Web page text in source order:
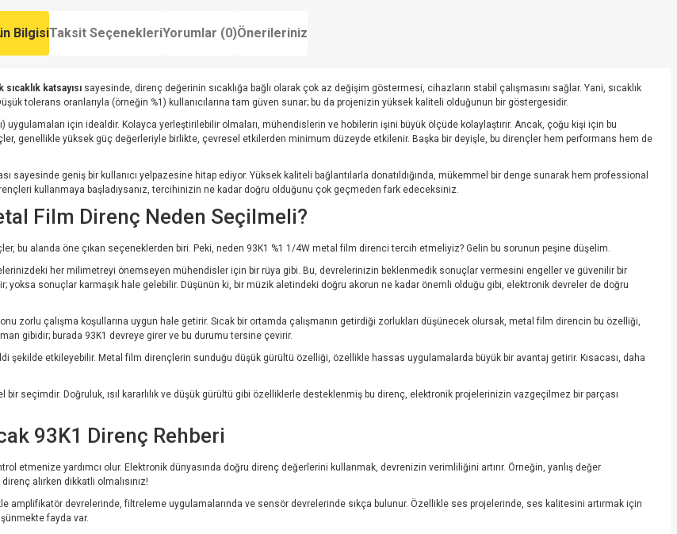
BilgisiTaksit SeçenekleriYorumlar (0)Önerileriniz
sıcaklık katsayısı sayesinde, direnç değerinin sıcaklığa bağlı olarak çok az değişim göstermesi, cihazların stabil çalışmasını sağlar. Yani, sıcaklık
tolerans oranlarıyla (örneğin %1) kullanıcılarına tam güven sunar; bu da projenizin yüksek kaliteli olduğunun bir göstergesidir.
uygulamaları için idealdir. Kolayca yerleştirilebilir olmaları, mühendislerin ve hobilerin işini büyük ölçüde kolaylaştırır. Ancak, çoğu kişi için bu
genellikle yüksek güç değerleriyle birlikte, çevresel etkilerden minimum düzeyde etkilenir. Başka bir deyişle, bu dirençler hem performans hem de
sayesinde geniş bir kullanıcı yelpazesine hitap ediyor. Yüksek kaliteli bağlantılarla donatıldığında, mükemmel bir denge sunarak hem professional
kullanmaya başladıysanız, tercihinizin ne kadar doğru olduğunu çok geçmeden fark edeceksiniz.
Film Direnç Neden Seçilmeli?
bu alanda öne çıkan seçeneklerden biri. Peki, neden 93K1 %1 1/4W metal film direnci tercih etmeliyiz? Gelin bu sorunun peşine düşelim.
her milimetreyi önemseyen mühendisler için bir rüya gibi. Bu, devrelerinizin beklenmedik sonuçlar vermesini engeller ve güvenilir bir
yoksa sonuçlar karmaşık hale gelebilir. Düşünün ki, bir müzik aletindeki doğru akorun ne kadar önemli olduğu gibi, elektronik devreler de doğru
zorlu çalışma koşullarına uygun hale getirir. Sıcak bir ortamda çalışmanın getirdiği zorlukları düşünecek olursak, metal film direncin bu özelliği,
gibidir; burada 93K1 devreye girer ve bu durumu tersine çevirir.
şekilde etkileyebilir. Metal film dirençlerin sunduğu düşük gürültü özelliği, özellikle hassas uygulamalarda büyük bir avantaj getirir. Kısacası, daha
seçimdir. Doğruluk, ısıl kararlılık ve düşük gürültü gibi özelliklerle desteklenmiş bu direnç, elektronik projelerinizin vazgeçilmez bir parçası
93K1 Direnç Rehberi
etmenize yardımcı olur. Elektronik dünyasında doğru direnç değerlerini kullanmak, devrenizin verimliliğini artırır. Örneğin, yanlış değer
alırken dikkatli olmalısınız!
amplifikatör devrelerinde, filtreleme uygulamalarında ve sensör devrelerinde sıkça bulunur. Özellikle ses projelerinde, ses kalitesini artırmak için
fayda var.